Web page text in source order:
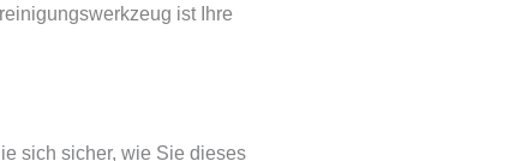
ist Ihre
sich sicher, wie Sie dieses